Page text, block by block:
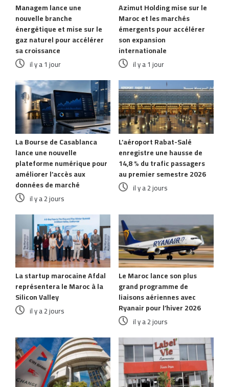
Managem lance une
nouvelle branche
énergétique et mise sur le
gaz naturel pour accélérer
sa croissance
il y a 1 jour
Azimut Holding mise sur le
Maroc et les marchés
émergents pour accélérer
son expansion
internationale
il y a 1 jour
La Bourse de Casablanca
lance une nouvelle
plateforme numérique pour
améliorer l’accès aux
données de marché
il y a 2 jours
L’aéroport Rabat-Salé
enregistre une hausse de
14,8 % du trafic passagers
au premier semestre 2026
il y a 2 jours
La startup marocaine Afdal
représentera le Maroc à la
Silicon Valley
il y a 2 jours
Le Maroc lance son plus
grand programme de
liaisons aériennes avec
Ryanair pour l’hiver 2026
il y a 2 jours